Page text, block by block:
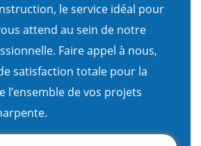
le service idéal pour
attend au sein de notre
Faire appel à nous,
satisfaction totale pour la
l’ensemble de vos projets